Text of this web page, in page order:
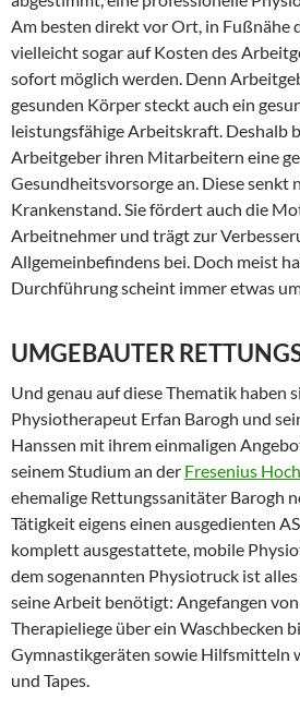
Am besten direkt vor Ort, in Fußnähe
vielleicht sogar auf Kosten des
sofort möglich werden. Denn
gesunden Körper steckt auch ein
leistungsfähige Arbeitskraft. Deshalb
Arbeitgeber ihren Mitarbeitern eine
Gesundheitsvorsorge an. Diese senkt
Krankenstand. Sie fördert auch die
Arbeitnehmer und trägt zur
Allgemeinbefindens bei. Doch meist
Durchführung scheint immer etwas
UMGEBAUTER
Und genau auf diese Thematik haben
Physiotherapeut Erfan Barogh und
Hanssen mit ihrem einmaligen
seinem Studium an der Fresenius
ehemalige Rettungssanitäter Barogh
Tätigkeit eigens einen ausgedienten
komplett ausgestattete, mobile
dem sogenannten Physiotruck ist alles
seine Arbeit benötigt: Angefangen
Therapieliege über ein Waschbecken
Gymnastikgeräten sowie Hilfsmitteln
und Tapes.